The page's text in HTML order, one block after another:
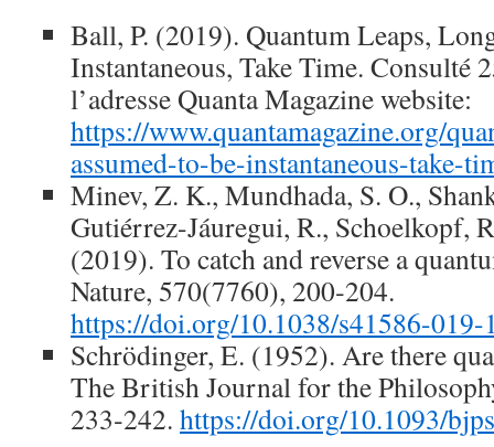
Ball, P. (2019). Quantum Leaps,
Instantaneous, Take Time. Consulté
l’adresse Quanta Magazine website:
https://www.quantamagazine.org/
assumed-to-be-instantaneous-take-
Minev, Z. K., Mundhada, S. O.,
Gutiérrez-Jáuregui, R., Schoelkopf,
(2019). To catch and reverse a
Nature, 570(7760), 200‑204.
https://doi.org/10.1038/s41586-019-
Schrödinger, E. (1952). Are there
The British Journal for the
233‑242. https://doi.org/10.1093/